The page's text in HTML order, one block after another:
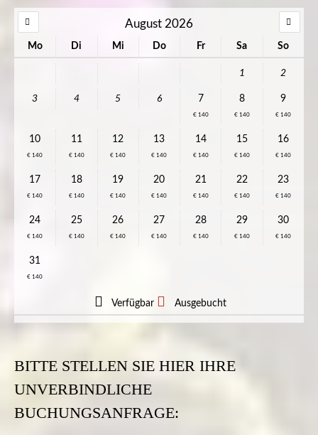
August 2026
Mo Di Mi Do Fr Sa So
1 2
3 4 5 6 7
€ 140
8
€ 140
9
€ 140
10
€ 140
11
€ 140
12
€ 140
13
€ 140
14
€ 140
15
€ 140
16
€ 140
17
€ 140
18
€ 140
19
€ 140
20
€ 140
21
€ 140
22
€ 140
23
€ 140
24
€ 140
25
€ 140
26
€ 140
27
€ 140
28
€ 140
29
€ 140
30
€ 140
31
€ 140
Verfügbar Ausgebucht
BITTE STELLEN SIE HIER IHRE
UNVERBINDLICHE
BUCHUNGSANFRAGE: